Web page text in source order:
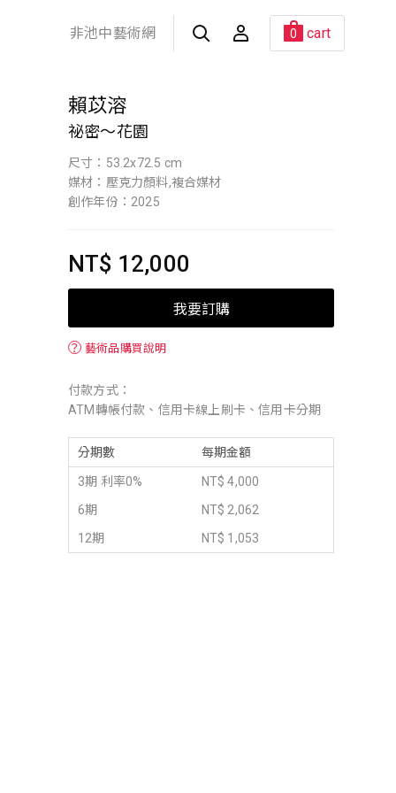
非池中藝術網 0 cart
賴苡溶
祕密～花園
尺寸：53.2x72.5 cm
媒材：壓克力顏料,複合媒材
創作年份：2025
NT$ 12,000
我要訂購
？ 藝術品購買說明
付款方式：
ATM轉帳付款、信用卡線上刷卡、信用卡分期
分期數 每期金額
3期 利率0%
NT$ 4,000
6期
NT$ 2,062
12期
NT$ 1,053